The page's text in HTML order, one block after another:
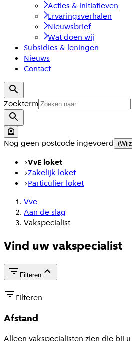
Acties & initiatieven
Ervaringsverhalen
Nieuwsbrief
Wat doen wij
Subsidies & leningen
Nieuws
Contact
Zoekterm
Nog geen postcode ingevoerd
VvE loket
Zakelijk loket
Particulier loket
Vve
Aan de slag
Vakspecialist
Vind uw vakspecialist
Filteren
Filteren
Afstand
Alleen vakspecialisten zien die bij